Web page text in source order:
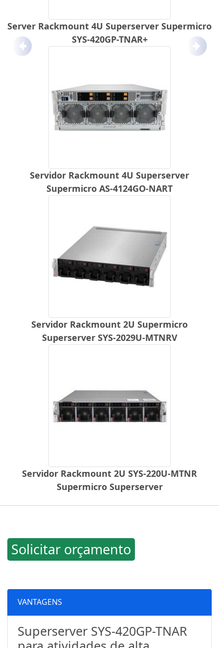
Server Rackmount 4U Superserver Supermicro
SYS-420GP-TNAR+
Servidor Rackmount 4U Superserver
Supermicro AS-4124GO-NART
Servidor Rackmount 2U Supermicro
Superserver SYS-2029U-MTNRV
Servidor Rackmount 2U SYS-220U-MTNR
Supermicro Superserver
Anterior
Solicitar orçamento
VANTAGENS
Superserver SYS-420GP-TNAR